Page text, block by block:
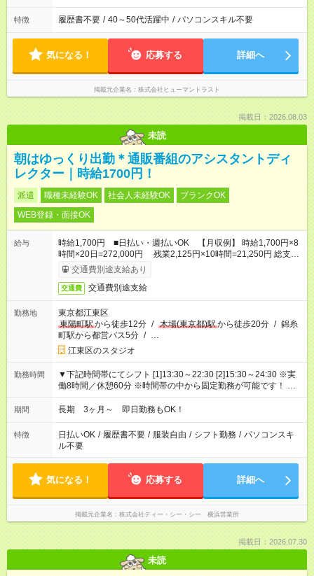
特徴 履歴書不要 / 40～50代活躍中 / パソコンスキル不要
気になる！ 応募する 詳細へ
掲載元企業名 株式会社ヒューマントラスト
掲載日：2026.08.03
未読
朝はゆっくり出勤＊通販番組のアシスタントディ
レクター｜時給1700円！
派遣 職種未経験OK 社会人未経験OK
ブランクOK
WEB登録・面接OK
給与
時給1,700円 ■日払い・週払いOK 【月収例】 時給1,700円×8
時間×20日=272,000円 残業2,125円×10時間=21,250円 総支給
額⇒293,250円
交通費別途支給あり
交通費 交通費別途支給
勤務地
東京都江東区
東陽町駅から徒歩12分 / 木場(東京都)駅から徒歩20分 / 錦糸
町駅から都営バス5分 / …
江東区のスタジオ
勤務時間
▼下記時間帯にてシフト [1]13:30～22:30 [2]15:30～24:30 ※実
働8時間／休憩60分 ※時間帯の中から固定勤務が可能です！ ※そ
の他にもシフトあり [3]06:30～15:30 [4]08:30～17:30 [5]21:30～
翌06:30 [6]23:30～翌08:30
期間 長期 3ヶ月～ 即日勤務もOK！
特徴 日払いOK / 履歴書不要 / 服装自由 / シフト勤務 / パソコンスキ
ル不要
気になる！ 応募する 詳細へ
掲載元企業名 株式会社ティー・シー・シー 横浜営業所
掲載日：2026.07.30
未読